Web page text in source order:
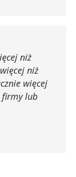
niż
niż
więcej
firmy lub